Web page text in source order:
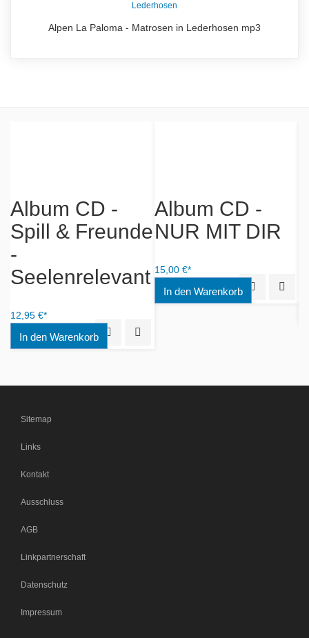
Alpen La Paloma - Matrosen in Lederhosen mp3
Album CD -
Spill & Freunde
-
Seelenrelevant
Quick View
Album CD -
NUR MIT DIR
15,00 €*
Sitemap
Links
Kontakt
Ausschluss
AGB
Linkpartnerschaft
Datenschutz
Impressum